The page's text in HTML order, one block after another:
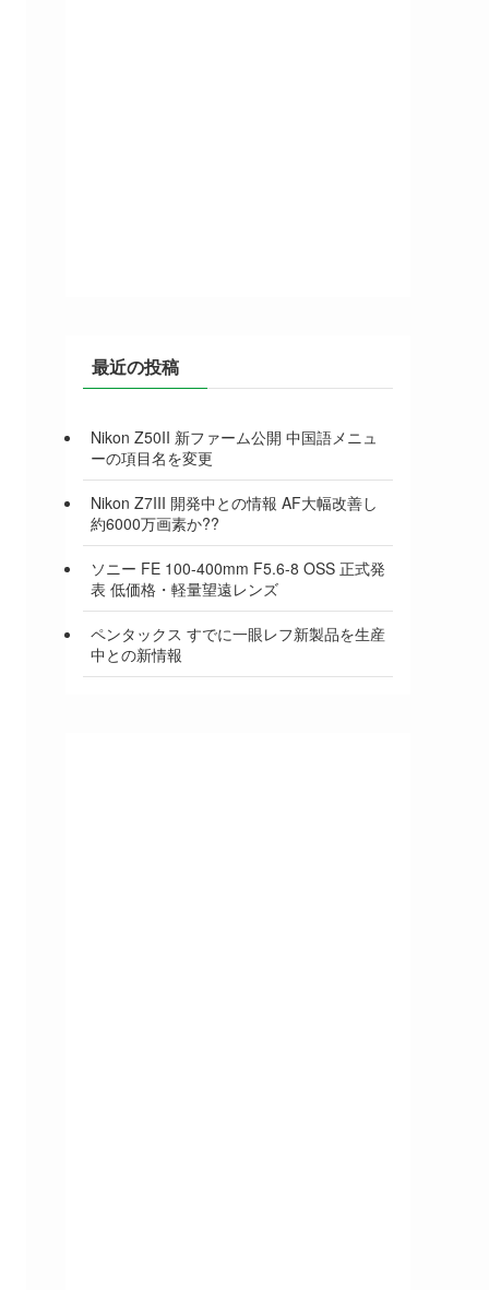
最近の投稿
Nikon Z50II 新ファーム公開 中国語メニュ
ーの項目名を変更
Nikon Z7III 開発中との情報 AF大幅改善し
約6000万画素か??
ソニー FE 100-400mm F5.6-8 OSS 正式発
表 低価格・軽量望遠レンズ
ペンタックス すでに一眼レフ新製品を生産
中との新情報